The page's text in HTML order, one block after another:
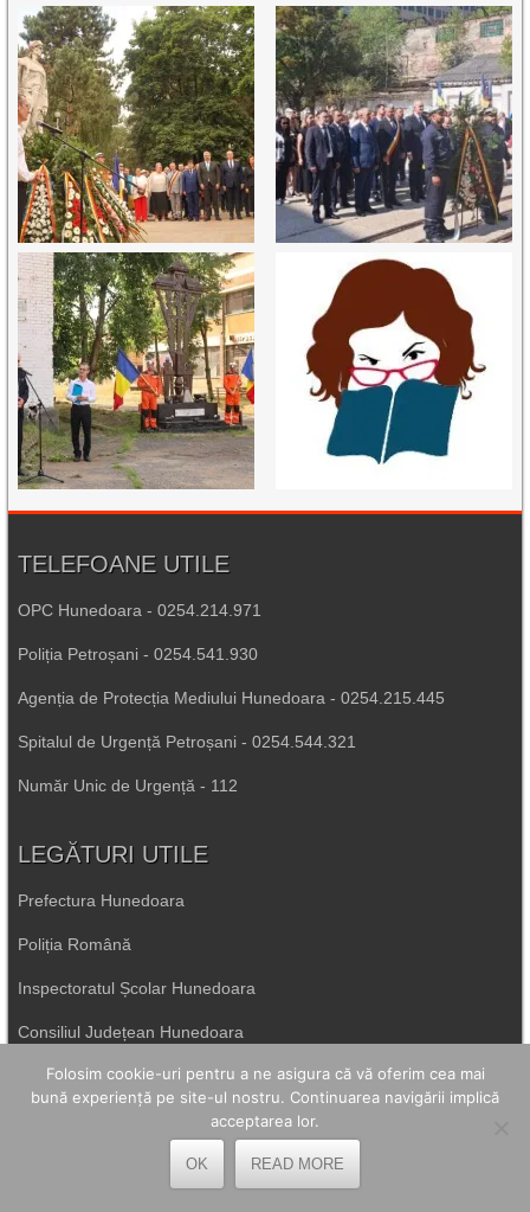
TELEFOANE UTILE
OPC Hunedoara - 0254.214.971
Poliția Petroșani - 0254.541.930
Agenția de Protecția Mediului Hunedoara - 0254.215.445
Spitalul de Urgență Petroșani - 0254.544.321
Număr Unic de Urgență - 112
LEGĂTURI UTILE
Prefectura Hunedoara
Poliția Română
Inspectoratul Școlar Hunedoara
Consiliul Județean Hunedoara
Primăria Petrila
Folosim cookie-uri pentru a ne asigura că vă oferim cea mai
bună experiență pe site-ul nostru. Continuarea navigării implică
acceptarea lor.
OK READ MORE